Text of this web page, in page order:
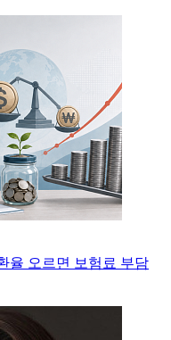
율 오르면 보험료 부담